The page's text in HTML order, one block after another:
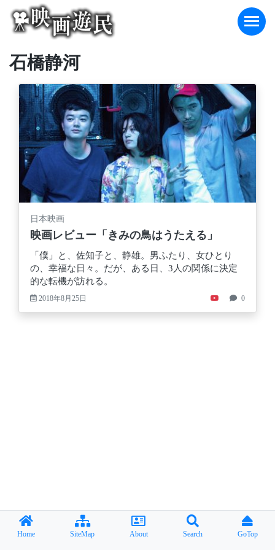
content
石橋静河
日本映画
映画レビュー「きみの鳥はうたえる」
「僕」と、佐知子と、静雄。男ふたり、女ひとり
の、幸福な日々。だが、ある日、3人の関係に決定
的な転機が訪れる。
2018年8月25日 0
Home SiteMap About Search GoTop